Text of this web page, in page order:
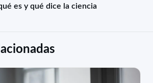
es y qué dice la ciencia